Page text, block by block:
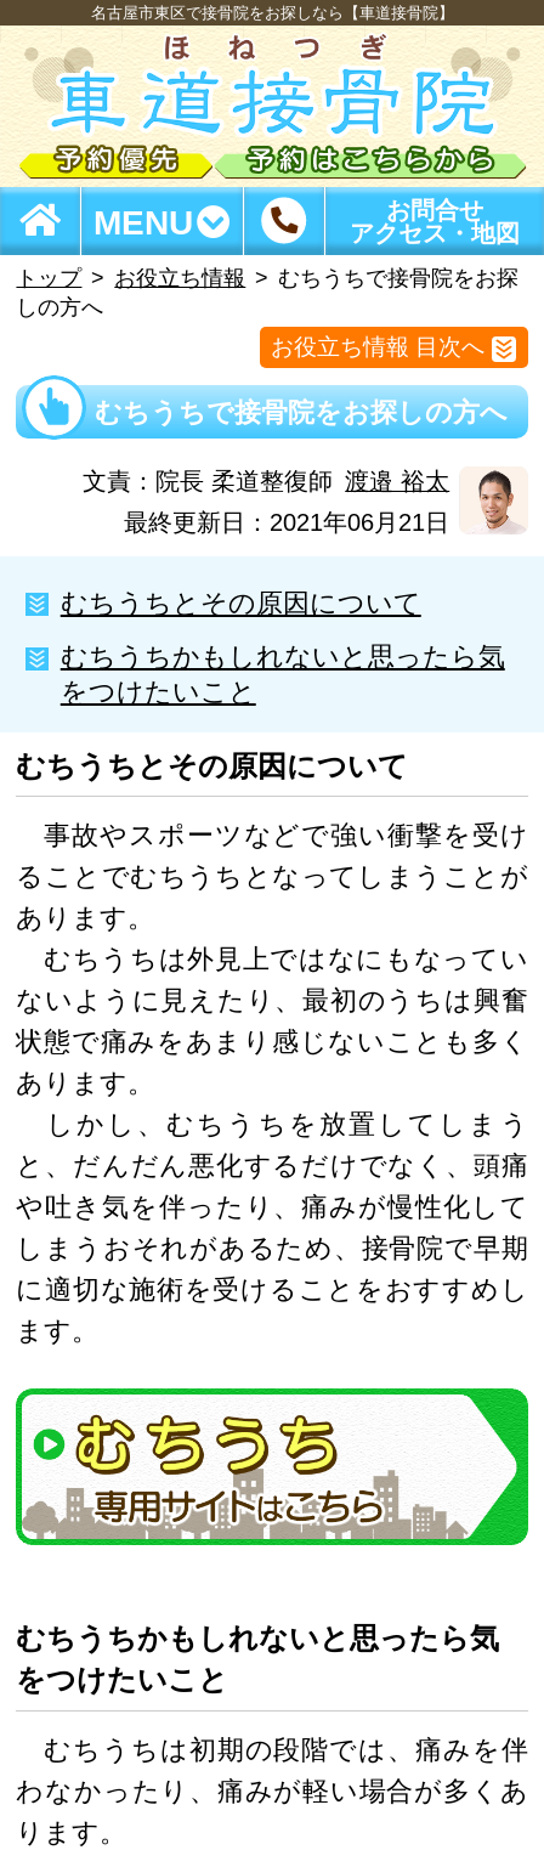
名古屋市東区で接骨院をお探しなら【車道接骨院】
MENU
お問合せ
アクセス・地図
トップ お役立ち情報
むちうちで接骨院をお探
しの方へ
お役立ち情報 目次へ
むちうちで接骨院をお探しの方へ
文責： 院長 柔道整復師 渡邉 裕太
最終更新日：2021年06月21日
むちうちとその原因について
むちうちかもしれないと思ったら気
をつけたいこと
むちうちとその原因について
事故やスポーツなどで強い衝撃を受け
ることでむちうちとなってしまうことが
あります。
むちうちは外見上ではなにもなってい
ないように見えたり、最初のうちは興奮
状態で痛みをあまり感じないことも多く
あります。
しかし、むちうちを放置してしまう
と、だんだん悪化するだけでなく、頭痛
や吐き気を伴ったり、痛みが慢性化して
しまうおそれがあるため、接骨院で早期
に適切な施術を受けることをおすすめし
ます。
むちうちかもしれないと思ったら気
をつけたいこと
むちうちは初期の段階では、痛みを伴
わなかったり、痛みが軽い場合が多くあ
ります。